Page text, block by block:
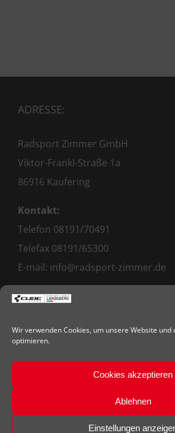
Wir verwenden Cookies, um unsere Website und
optimieren.
Cookies akzeptieren
Ablehnen
Einstellungen
ADRESSE:
Radsport Zimmer GmbH
Viktor-Frankl-Straße 1a
86916 Kaufering
Kontakt:
Telefon 08191/70491
Telefax 08191/65300
E-mail: info@radsport-zimmer.de